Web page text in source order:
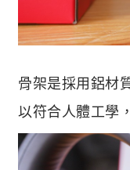
骨架是採用鋁材
以符合人體工學